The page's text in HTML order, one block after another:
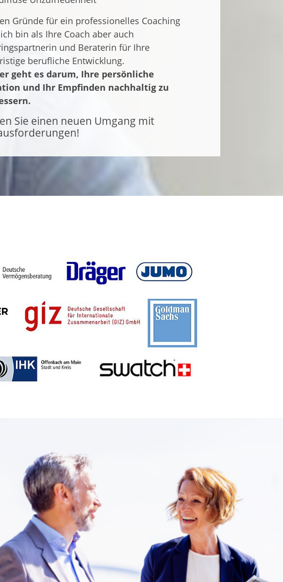
Gründe für ein professionelles Coaching
bin als Ihre Coach aber auch
und Beraterin für Ihre
berufliche Entwicklung.
geht es darum, Ihre persönliche
und Ihr Empfinden nachhaltig zu
Sie einen neuen Umgang mit